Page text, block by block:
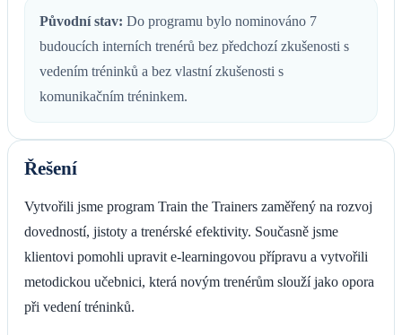
Původní stav: Do programu bylo nominováno 7
budoucích interních trenérů bez předchozí zkušenosti s
vedením tréninků a bez vlastní zkušenosti s
komunikačním tréninkem.
Řešení
Vytvořili jsme program Train the Trainers zaměřený na rozvoj
dovedností, jistoty a trenérské efektivity. Současně jsme
klientovi pomohli upravit e-learningovou přípravu a vytvořili
metodickou učebnici, která novým trenérům slouží jako opora
při vedení tréninků.